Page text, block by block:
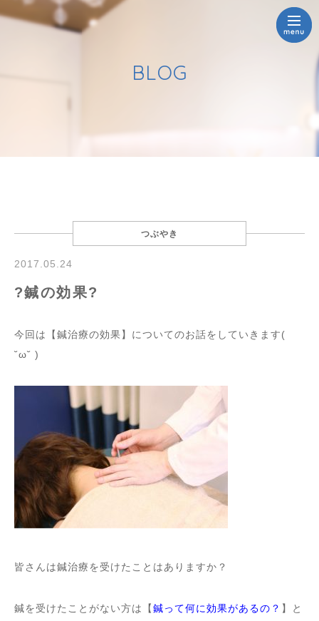
BLOG
つぶやき
2017.05.24
?鍼の効果?
今回は【鍼治療の効果】についてのお話をしていきます(
˘ω˘ )
皆さんは鍼治療を受けたことはありますか？
鍼を受けたことがない方は【鍼って何に効果があるの？ 】と